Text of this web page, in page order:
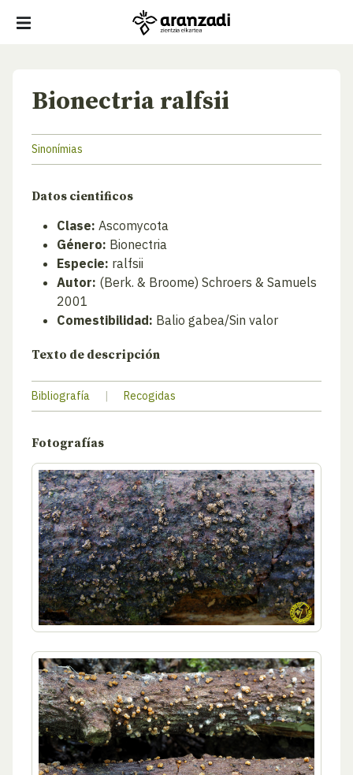
Bionectria ralfsii
Sinonímias
Datos cientificos
Clase: Ascomycota
Género: Bionectria
Especie: ralfsii
Autor: (Berk. & Broome) Schroers & Samuels
2001
Comestibilidad: Balio gabea/Sin valor
Texto de descripción
Bibliografía | Recogidas
Fotografías